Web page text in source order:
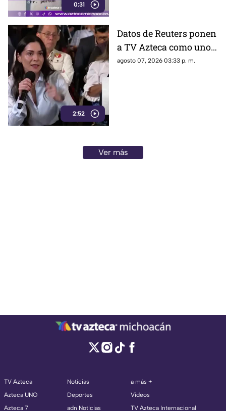
0:31
2:52
Datos de Reuters ponen
a TV Azteca como uno
de los medios con
agosto 07, 2026 03:33 p. m.
Ver más
TV Azteca
Azteca UNO
Azteca 7
Noticias
Deportes
adn Noticias
a más +
Videos
TV Azteca Internacional